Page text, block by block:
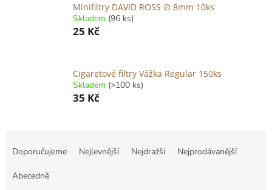
Minifiltry DAVID ROSS ∅ 8mm 10ks
Skladem (96 ks)
25 Kč
Cigaretové filtry Vážka Regular 150ks
Skladem (>100 ks)
35 Kč
Doporučujeme Nejlevnější Nejdražší Nejprodávanější
Abecedně